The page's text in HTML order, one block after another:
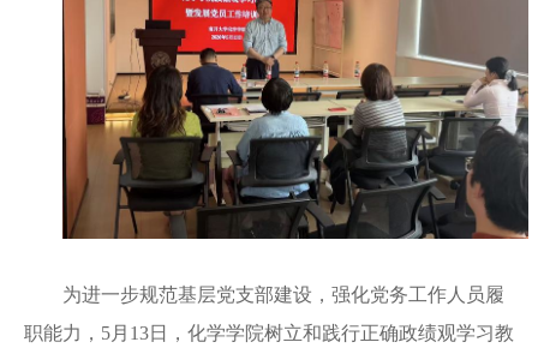
为进一步规范基层党支部建设，强化党务工作人员履
职能力， 5月13日，化学学院树立和践行正确政绩观学习教